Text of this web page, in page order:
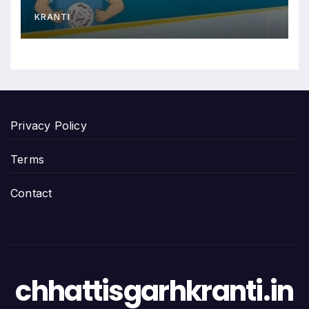
KRANTI
Privacy Policy
Terms
Contact
chhattisgarhkranti.in